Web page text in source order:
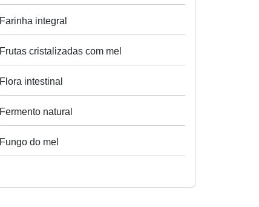
Farinha integral
Frutas cristalizadas com mel
Flora intestinal
Fermento natural
Fungo do mel